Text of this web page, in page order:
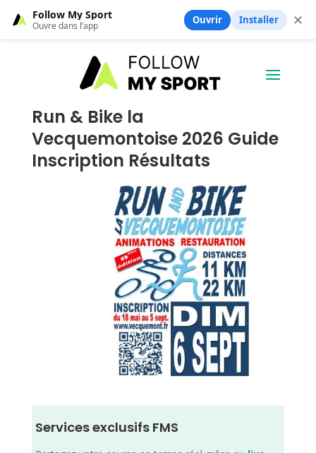
Run & Bike la
Vecquemontoise 2026 Guide
Inscription Résultats
Services exclusifs FMS
Follow My Sport
Ouvre dans l’app Ouvrir Installer ✕